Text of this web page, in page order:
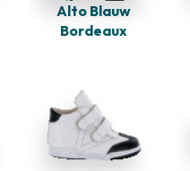
Alto Blauw
Bordeaux